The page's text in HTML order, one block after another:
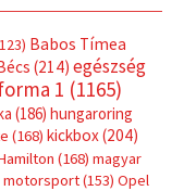
Babos Tímea
(214) egészség
1 (1165)
(186) hungaroring
(168) kickbox(204)
(168) magyar
motorsport(153) Opel